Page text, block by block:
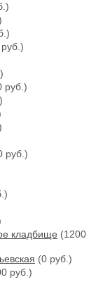
руб.)
руб.)
кладбище (1200
(0 руб.)
руб.)